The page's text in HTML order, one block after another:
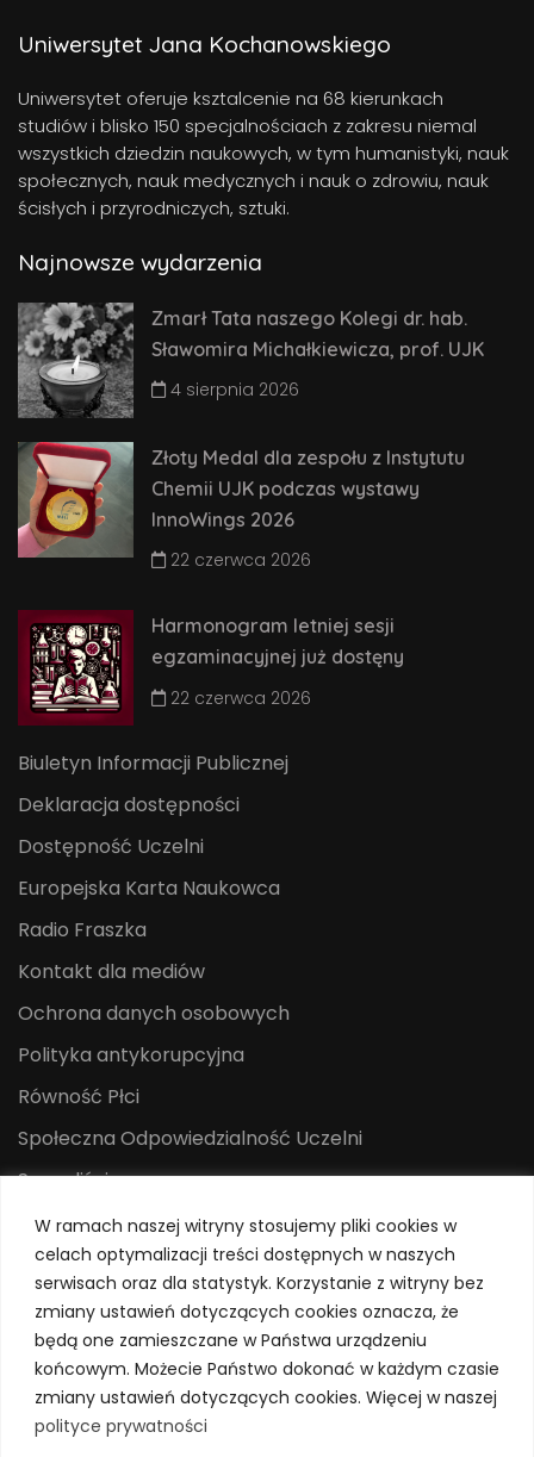
W ramach naszej witryny stosujemy pliki cookies w
celach optymalizacji treści dostępnych w naszych
serwisach oraz dla statystyk. Korzystanie z witryny bez
zmiany ustawień dotyczących cookies oznacza, że
będą one zamieszczane w Państwa urządzeniu
końcowym. Możecie Państwo dokonać w każdym czasie
zmiany ustawień dotyczących cookies. Więcej w naszej
polityce prywatności
Uniwersytet Jana Kochanowskiego
Uniwersytet oferuje ksztalcenie na 68 kierunkach
studiów i blisko 150 specjalnościach z zakresu niemal
wszystkich dziedzin naukowych, w tym humanistyki, nauk
społecznych, nauk medycznych i nauk o zdrowiu, nauk
ścisłych i przyrodniczych, sztuki.
Najnowsze wydarzenia
Zmarł Tata naszego Kolegi dr. hab.
Sławomira Michałkiewicza, prof. UJK
4 sierpnia 2026
Złoty Medal dla zespołu z Instytutu
Chemii UJK podczas wystawy
InnoWings 2026
22 czerwca 2026
Harmonogram letniej sesji
egzaminacyjnej już dostęny
22 czerwca 2026
Biuletyn Informacji Publicznej
Deklaracja dostępności
Dostępność Uczelni
Europejska Karta Naukowca
Radio Fraszka
Kontakt dla mediów
Ochrona danych osobowych
Polityka antykorupcyjna
Równość Płci
Społeczna Odpowiedzialność Uczelni
Sygnaliści
Centrum Mediów i Promocji
System Identyfikacji Wizualnej
Polityka prywatności